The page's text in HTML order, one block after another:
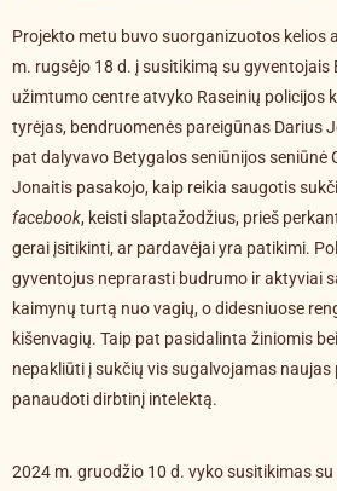
Projekto metu buvo suorganizuotos kelios
m. rugsėjo 18 d. į susitikimą su gyventojais
užimtumo centre atvyko Raseinių policijos
tyrėjas, bendruomenės pareigūnas Darius
pat dalyvavo Betygalos seniūnijos seniūnė
Jonaitis pasakojo, kaip reikia saugotis
facebook, keisti slaptažodžius, prieš
gerai įsitikinti, ar pardavėjai yra patikimi.
gyventojus neprarasti budrumo ir aktyviai
kaimynų turtą nuo vagių, o didesniuose
kišenvagių. Taip pat pasidalinta žiniomis
nepakliūti į sukčių vis sugalvojamas naujas
panaudoti dirbtinį intelektą.
2024 m. gruodžio 10 d. vyko susitikimas